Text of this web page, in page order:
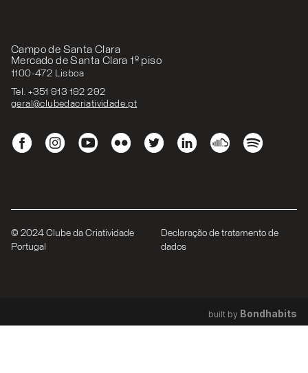
Campo de Santa Clara
Mercado de Santa Clara 1º piso
1100-472 Lisboa
Tel. +351 913 192 292
geral@clubedacriatividade.pt
© 2024 Clube da Criatividade
Portugal
Declaração de tratamento de
dados
built by Bondhabits